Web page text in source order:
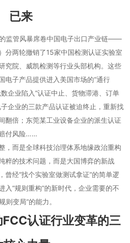
已来
监管风暴席卷中国电子出口产业链——
分两轮撤销了15家中国检测认证实验室
究院、威凯检测等行业头部机构。这些
电子产品提供进入美国市场的“通行
企业陷入“认证中止、货物滞港、订单
企业的三款产品认证被迫终止，重新找
翻倍；东莞某工业设备企业的派生认证
付风险……
，而是全球科技治理体系地缘政治重构
的技术问题，而是大国博弈的新战
曾经“找个实验室做测试拿证”的简单逻
入“规则重构”的新时代，企业需要的不
则变局”的能力。
认证行业变革的三